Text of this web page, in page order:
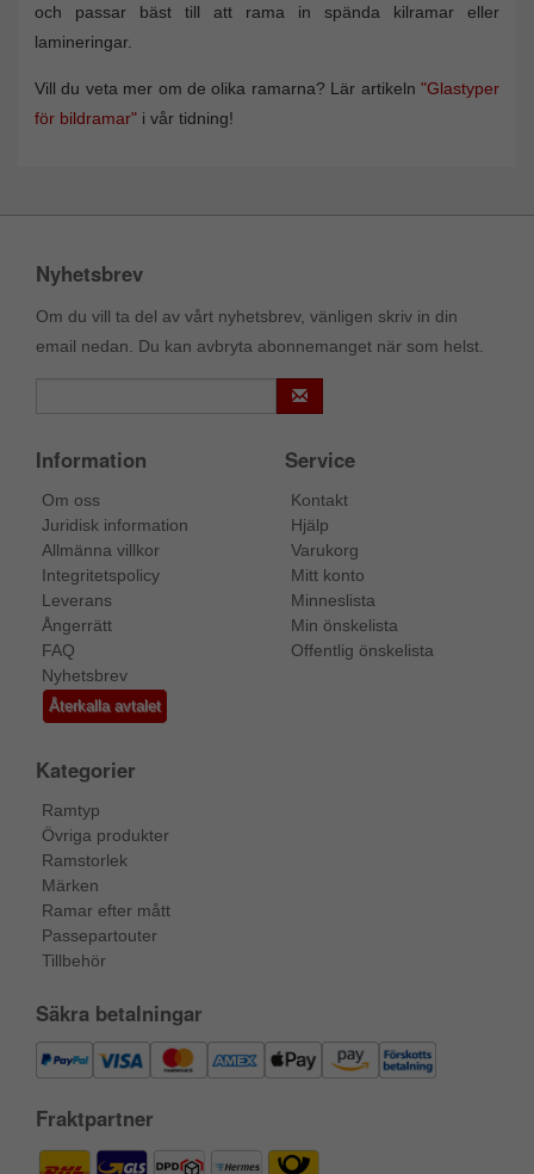
och passar bäst till att rama in spända kilramar eller
lamineringar.
Vill du veta mer om de olika ramarna? Lär artikeln "Glastyper
för bildramar" i vår tidning!
Nyhetsbrev
Om du vill ta del av vårt nyhetsbrev, vänligen skriv in din
email nedan. Du kan avbryta abonnemanget när som helst.
Information
Om oss
Juridisk information
Allmänna villkor
Integritetspolicy
Leverans
Ångerrätt
FAQ
Nyhetsbrev
Återkalla avtalet
Service
Kontakt
Hjälp
Varukorg
Mitt konto
Minneslista
Min önskelista
Offentlig önskelista
Kategorier
Ramtyp
Övriga produkter
Ramstorlek
Märken
Ramar efter mått
Passepartouter
Tillbehör
Säkra betalningar
Fraktpartner